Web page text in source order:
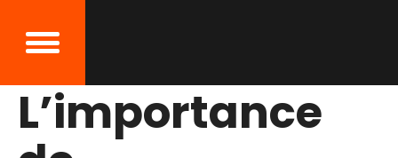
L’importance